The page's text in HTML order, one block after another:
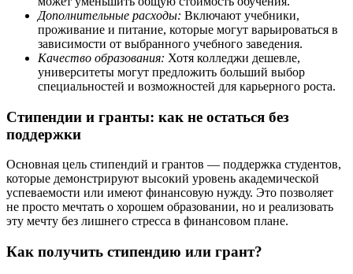
Дополнительные расходы: Включают учебники,
проживание и питание, которые могут варьироваться в
зависимости от выбранного учебного заведения.
Качество образования: Хотя колледжи дешевле,
университеты могут предложить больший выбор
специальностей и возможностей для карьерного роста.
Стипендии и гранты: как не остаться без
поддержки
Основная цель стипендий и грантов — поддержка студентов,
которые демонстрируют высокий уровень академической
успеваемости или имеют финансовую нужду. Это позволяет
не просто мечтать о хорошем образовании, но и реализовать
эту мечту без лишнего стресса в финансовом плане.
Как получить стипендию или грант?